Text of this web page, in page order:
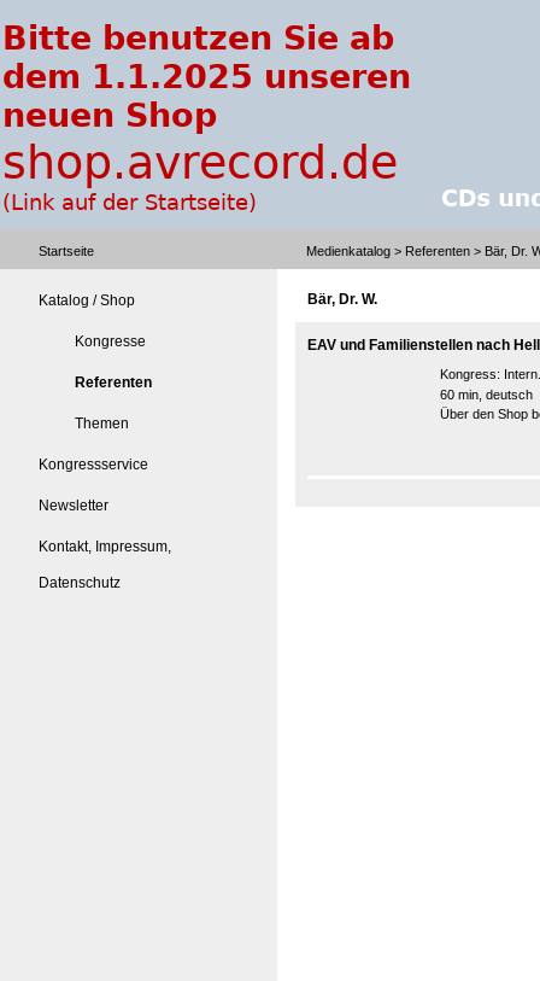
Startseite Medienkatalog > Referenten > Bär, Dr.
Katalog / Shop
Kongresse
Referenten
Themen
Kongressservice
Newsletter
Kontakt, Impressum,
Datenschutz
Bär, Dr. W.
EAV und Familienstellen nach
Kongress:
60 min, deutsch
Über den Shop